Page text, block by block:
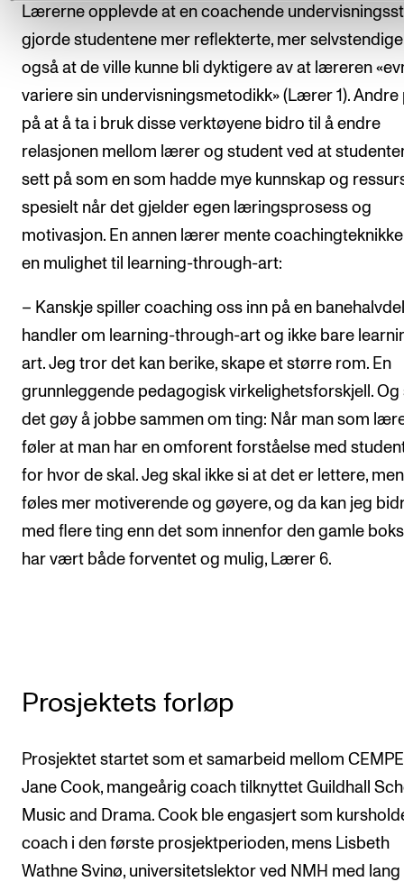
Lærerne opplevde at en coachende
gjorde studentene mer reflekterte, mer
også at de ville kunne bli dyktigere av at læreren
variere sin undervisningsmetodikk» (Lærer 1). Andre
på at å ta i bruk disse verktøyene bidro til å endre
relasjonen mellom lærer og student ved at
sett på som en som hadde mye kunnskap og
spesielt når det gjelder egen læringsprosess og
motivasjon. En annen lærer mente
en mulighet til learning-through-art:
– Kanskje spiller coaching oss inn på en
handler om learning-through-art og ikke bare
art. Jeg tror det kan berike, skape et større rom. En
grunnleggende pedagogisk virkelighetsforskjell. Og
det gøy å jobbe sammen om ting: Når man som
føler at man har en omforent forståelse med
for hvor de skal. Jeg skal ikke si at det er lettere,
føles mer motiverende og gøyere, og da kan jeg
med flere ting enn det som innenfor den gamle
har vært både forventet og mulig, Lærer 6.
Prosjektets forløp
Prosjektet startet som et samarbeid mellom
Jane Cook, mangeårig coach tilknyttet Guildhall
Music and Drama. Cook ble engasjert som
coach i den første prosjektperioden, mens Lisbeth
Wathne Svinø, universitetslektor ved NMH med lang